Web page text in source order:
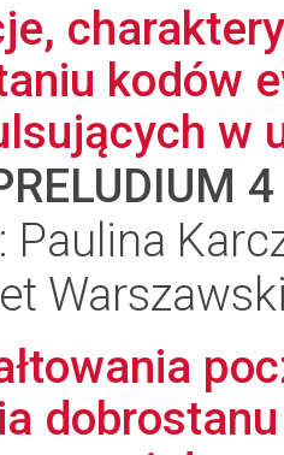
kodów
w
4
Paulina